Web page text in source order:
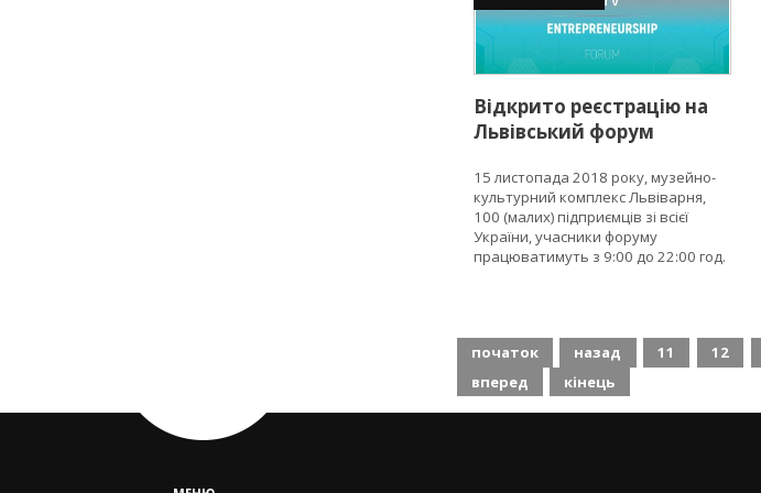
Відкрито реєстрацію на
Львівський форум
15 листопада 2018 року, музейно-
культурний комплекс Львіварня,
100 (малих) підприємців зі всієї
України, учасники форуму
працюватимуть з 9:00 до 22:00 год.
початок назад 11 12
вперед
кінець